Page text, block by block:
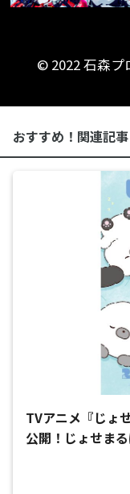
© 2022 石森プ
おすすめ！関連記事
TVアニメ『じょ
公開！じょせま